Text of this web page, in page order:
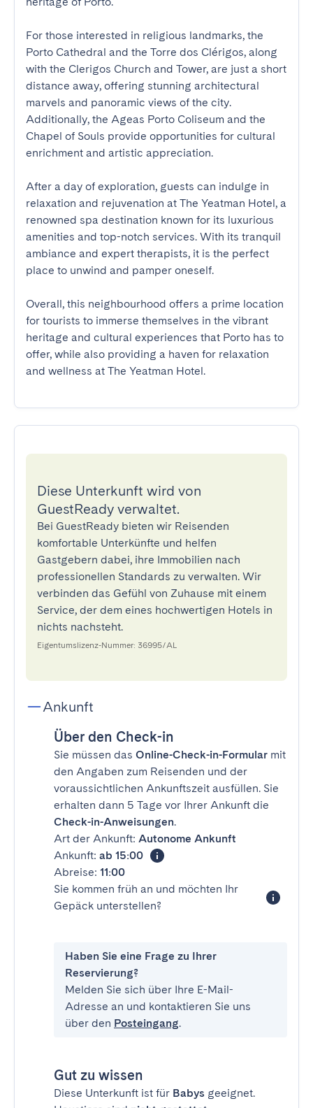
For those interested in religious landmarks, the
Porto Cathedral and the Torre dos Clérigos, along
with the Clerigos Church and Tower, are just a short
distance away, offering stunning architectural
marvels and panoramic views of the city.
Additionally, the Ageas Porto Coliseum and the
Chapel of Souls provide opportunities for cultural
enrichment and artistic appreciation.
After a day of exploration, guests can indulge in
relaxation and rejuvenation at The Yeatman Hotel, a
renowned spa destination known for its luxurious
amenities and top-notch services. With its tranquil
ambiance and expert therapists, it is the perfect
place to unwind and pamper oneself.
Overall, this neighbourhood offers a prime location
for tourists to immerse themselves in the vibrant
heritage and cultural experiences that Porto has to
offer, while also providing a haven for relaxation
and wellness at The Yeatman Hotel.
Diese Unterkunft wird von
GuestReady verwaltet.
Bei GuestReady bieten wir Reisenden
komfortable Unterkünfte und helfen
Gastgebern dabei, ihre Immobilien nach
professionellen Standards zu verwalten. Wir
verbinden das Gefühl von Zuhause mit einem
Service, der dem eines hochwertigen Hotels in
nichts nachsteht.
Eigentumslizenz-Nummer: 36995/AL
Ankunft
Über den Check-in
Sie müssen das Online-Check-in-Formular mit
den Angaben zum Reisenden und der
voraussichtlichen Ankunftszeit ausfüllen. Sie
erhalten dann 5 Tage vor Ihrer Ankunft die
Check-in-Anweisungen.
Art der Ankunft: Autonome Ankunft
Ankunft: ab 15:00
Abreise: 11:00
Sie kommen früh an und möchten Ihr
Gepäck unterstellen?
Haben Sie eine Frage zu Ihrer
Reservierung?
Melden Sie sich über Ihre E-Mail-
Adresse an und kontaktieren Sie uns
über den Posteingang.
Gut zu wissen
Diese Unterkunft ist für Babys geeignet.